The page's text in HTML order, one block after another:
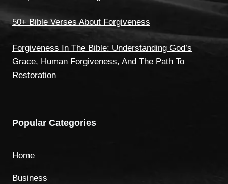
50+ Bible Verses About Forgiveness
Forgiveness In The Bible: Understanding God’s
Grace, Human Forgiveness, And The Path To
Restoration
Popular Categories
Home
Business